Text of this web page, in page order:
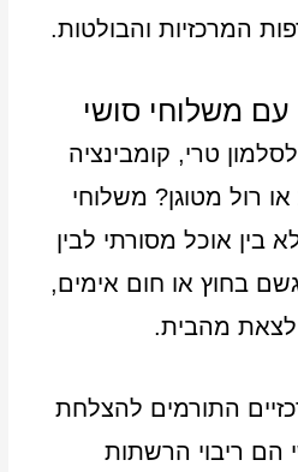
המרכזיות והבולטות.
עם משלוחי סושי
טרי, קומבינציה
רול מטוגן? משלוחי
בין אוכל מסורתי לבין
בחוץ או חום אימים,
לצאת מהבית.
התורמים להצלחת
הם ריבוי הרשתות